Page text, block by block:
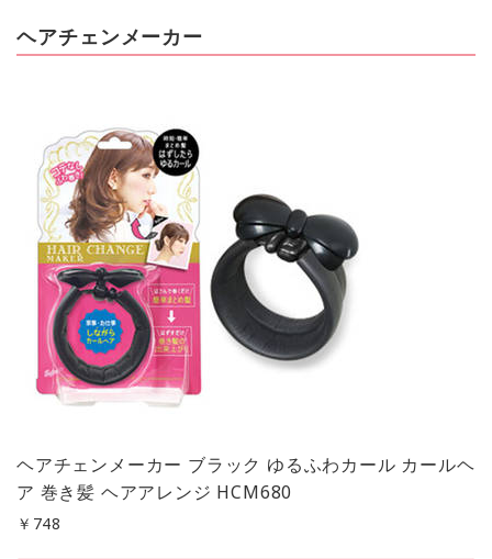
ヘアチェンメーカー
ヘアチェンメーカー ブラック ゆるふわカール カールヘ
ア 巻き髪 ヘアアレンジ HCM680
￥ 748